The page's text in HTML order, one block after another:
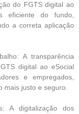
do FGTS digital ao
eficiente do fundo,
a correta aplicação
A transparência
digital ao eSocial
e empregados,
mais justo e seguro.
A digitalização dos